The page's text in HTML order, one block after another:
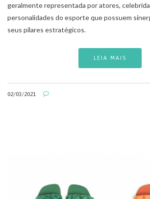
geralmente representada por atores,
personalidades do esporte que possuem
seus pilares estratégicos.
LEIA MAIS
02/03/2021